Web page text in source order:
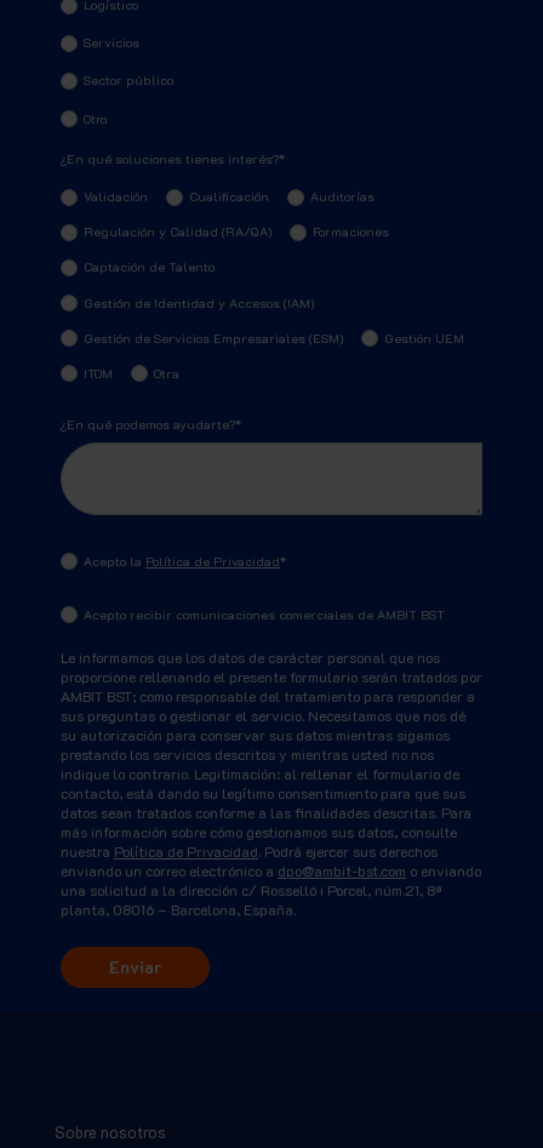
Logístico
Servicios
Sector público
Otro
¿En qué soluciones tienes interés?*
Validación Cualificación Auditorías
Regulación y Calidad (RA/QA) Formaciones
Captación de Talento
Gestión de Identidad y Accesos (IAM)
Gestión de Servicios Empresariales (ESM) Gestión UEM
ITOM Otra
¿En qué podemos ayudarte?*
Acepto la Política de Privacidad*
Acepto recibir comunicaciones comerciales de AMBIT BST
Le informamos que los datos de carácter personal que nos
proporcione rellenando el presente formulario serán tratados por
AMBIT BST; como responsable del tratamiento para responder a
sus preguntas o gestionar el servicio. Necesitamos que nos dé
su autorización para conservar sus datos mientras sigamos
prestando los servicios descritos y mientras usted no nos
indique lo contrario. Legitimación: al rellenar el formulario de
contacto, está dando su legítimo consentimiento para que sus
datos sean tratados conforme a las finalidades descritas. Para
más información sobre cómo gestionamos sus datos, consulte
nuestra Política de Privacidad. Podrá ejercer sus derechos
enviando un correo electrónico a dpo@ambit-bst.com o enviando
una solicitud a la dirección c/ Rosselló i Porcel, núm.21, 8ª
planta, 08016 – Barcelona, España.
Sobre nosotros